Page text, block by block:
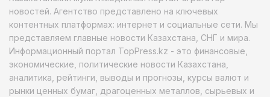
новостей. Агентство представлено на ключевых
контентных платформах: интернет и социальные сети. Мы
представляем главные новости Казахстана, СНГ и мира.
Информационный портал TopPress.kz - это финансовые,
экономические, политические новости Казахстана,
аналитика, рейтинги, выводы и прогнозы, курсы валют и
рынки ценных бумаг, драгоценных металлов, сырьевых и